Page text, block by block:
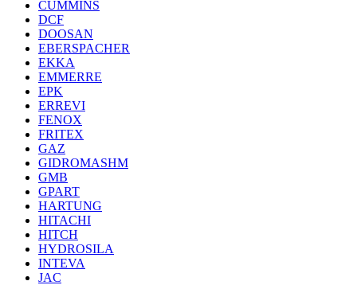
CUMMINS
DCF
DOOSAN
EBERSPACHER
EKKA
EMMERRE
EPK
ERREVI
FENOX
FRITEX
GAZ
GIDROMASHM
GMB
GPART
HARTUNG
HITACHI
HITCH
HYDROSILA
INTEVA
JAC